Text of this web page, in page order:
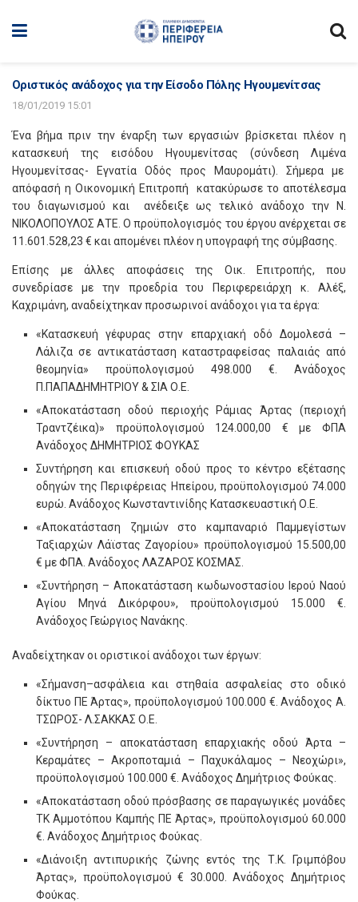
Οριστικός ανάδοχος για την Είσοδο Πόλης Ηγουμενίτσας
18/01/2019 15:01
Ένα βήμα πριν την έναρξη των εργασιών βρίσκεται πλέον η
κατασκευή της εισόδου Ηγουμενίτσας (σύνδεση Λιμένα
Ηγουμενίτσας- Εγνατία Οδός προς Μαυρομάτι). Σήμερα με
απόφασή η Οικονομική Επιτροπή κατακύρωσε το αποτέλεσμα
του διαγωνισμού και ανέδειξε ως τελικό ανάδοχο την Ν.
ΝΙΚΟΛΟΠΟΥΛΟΣ ΑΤΕ. Ο προϋπολογισμός του έργου ανέρχεται σε
11.601.528,23 € και απομένει πλέον η υπογραφή της σύμβασης.
Επίσης με άλλες αποφάσεις της Οικ. Επιτροπής, που
συνεδρίασε με την προεδρία του Περιφερειάρχη κ. Αλέξ,
Καχριμάνη, αναδείχτηκαν προσωρινοί ανάδοχοι για τα έργα:
«Κατασκευή γέφυρας στην επαρχιακή οδό Δομολεσά –
Λάλιζα σε αντικατάσταση καταστραφείσας παλαιάς από
θεομηνία» προϋπολογισμού 498.000 €. Ανάδοχος
Π.ΠΑΠΑΔΗΜΗΤΡΙΟΥ & ΣΙΑ Ο.Ε.
«Αποκατάσταση οδού περιοχής Ράμιας Άρτας (περιοχή
Τραντζέικα)» προϋπολογισμού 124.000,00 € με ΦΠΑ
Ανάδοχος ΔΗΜΗΤΡΙΟΣ ΦΟΥΚΑΣ
Συντήρηση και επισκευή οδού προς το κέντρο εξέτασης
οδηγών της Περιφέρειας Ηπείρου, προϋπολογισμού 74.000
ευρώ. Ανάδοχος Κωνσταντινίδης Κατασκευαστική Ο.Ε.
«Αποκατάσταση ζημιών στο καμπαναριό Παμμεγίστων
Ταξιαρχών Λάϊστας Ζαγορίου» προϋπολογισμού 15.500,00
€ με ΦΠΑ. Ανάδοχος ΛΑΖΑΡΟΣ ΚΟΣΜΑΣ.
«Συντήρηση – Αποκατάσταση κωδωνοστασίου Ιερού Ναού
Αγίου Μηνά Δικόρφου», προϋπολογισμού 15.000 €.
Ανάδοχος Γεώργιος Νανάκης.
Αναδείχτηκαν οι οριστικοί ανάδοχοι των έργων:
«Σήμανση–ασφάλεια και στηθαία ασφαλείας στο οδικό
δίκτυο ΠΕ Άρτας», προϋπολογισμού 100.000 €. Ανάδοχος Α.
ΤΣΩΡΟΣ- Λ.ΣΑΚΚΑΣ Ο.Ε.
«Συντήρηση – αποκατάσταση επαρχιακής οδού Άρτα –
Κεραμάτες – Ακροποταμιά – Παχυκάλαμος – Νεοχώρι»,
προϋπολογισμού 100.000 €. Ανάδοχος Δημήτριος Φούκας.
«Αποκατάσταση οδού πρόσβασης σε παραγωγικές μονάδες
ΤΚ Αμμοτόπου Καμπής ΠΕ Άρτας», προϋπολογισμού 60.000
€. Ανάδοχος Δημήτριος Φούκας.
«Διάνοιξη αντιπυρικής ζώνης εντός της Τ.Κ. Γριμπόβου
Άρτας», προϋπολογισμού € 30.000. Ανάδοχος Δημήτριος
Φούκας.